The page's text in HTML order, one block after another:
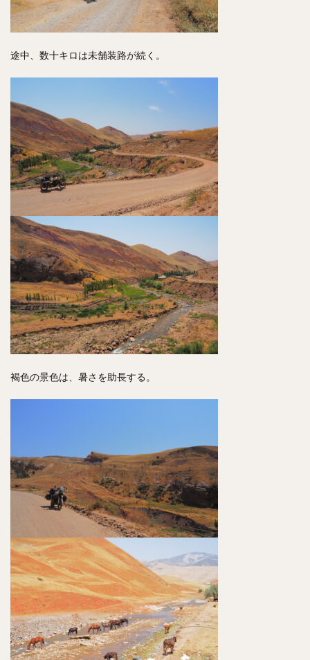
途中、数十キロは未舗装路が続く。
褐色の景色は、暑さを助長する。